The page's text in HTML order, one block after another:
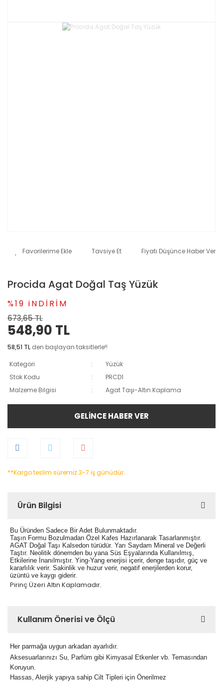
Tavsiye Et Fiyatı Düşünce Haber Ver
Procida Agat Doğal Taş Yüzük
%19 iNDİRİM
673,65 TL
548,90 TL
58,51 TL den başlayan taksitlerle!!
Kategori
Yüzük
Stok Kodu
PRCD1
Malzeme Bilgisi
Agat Taşı-Altın Kaplama
GELİNCE HABER VER
**Kargo teslim süremiz 3-7 iş günüdür.
Ürün Bilgisi
Bu Üründen Sadece Bir Adet Bulunmaktadır.
Taşın Formu Bozulmadan Özel Kafes Hazırlanarak Tasarlanmıştır.
AGAT Doğal Taşı Kalsedon türüdür. Yarı Saydam Mineral ve Değerli
Taştır. Neolitik dönemden bu yana Süs Eşyalarında Kullanılmış,
Etkilerine İnanılmıştır. Ying-Yang enerjisi içerir, denge taşıdır, güç ve
kararlılık verir. Sakinlik ve huzur verir, negatif enerjilerden korur,
üzüntü ve kaygı giderir.
Pirinç Üzeri Altın Kaplamadır.
Kullanım Önerisi ve Ölçü
Her parmağa uygun arkadan ayarlıdır.
Aksesuarlarınızı Su, Parfüm gibi Kimyasal Etkenler vb. Temasından
Koruyun.
Hassas, Alerjik yapıya sahip Cilt Tipleri için Önerilmez